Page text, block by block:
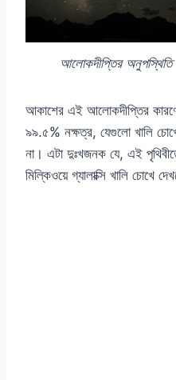
আলোকদীপ্তির
আকাশের এই আলোকদীপ্তির
৯৯.৫% নক্ষত্র, যেগুলো খালি
না। এটা দুঃখজনক যে, এই
মিল্কিওয়ে গ্যালাক্সি খালি চোখে